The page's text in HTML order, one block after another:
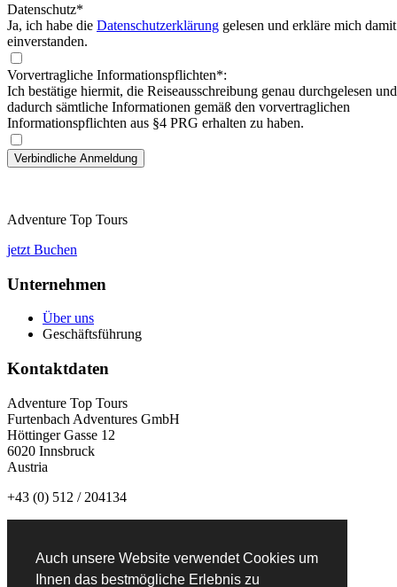
Auch unsere Website verwendet Cookies um
Ihnen das bestmögliche Erlebnis zu
Datenschutz*
Ja, ich habe die Datenschutzerklärung gelesen und erkläre mich damit
einverstanden.
Vorvertragliche Informationspflichten*:
Ich bestätige hiermit, die Reiseausschreibung genau durchgelesen und
dadurch sämtliche Informationen gemäß den vorvertraglichen
Informationspflichten aus §4 PRG erhalten zu haben.
Adventure Top Tours
jetzt Buchen
Unternehmen
Über uns
Geschäftsführung
Kontaktdaten
Adventure Top Tours
Furtenbach Adventures GmbH
Höttinger Gasse 12
6020 Innsbruck
Austria
+43 (0) 512 / 204134
Newsletteranmeldung: